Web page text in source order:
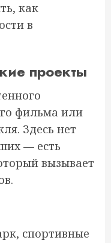
как
в
проекты
фильма или
Здесь нет
— есть
вызывает
спортивные